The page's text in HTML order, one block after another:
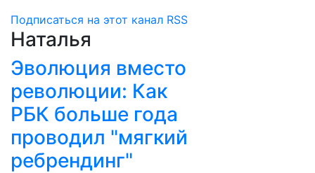
Подписаться на этот канал RSS
Наталья
Эволюция вместо
революции: Как
РБК больше года
проводил "мягкий
ребрендинг"